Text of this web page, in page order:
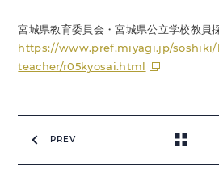
宮城県教育委員会・宮城県公立学校教員
https://www.pref.miyagi.jp/soshiki/
teacher/r05kyosai.html
PREV